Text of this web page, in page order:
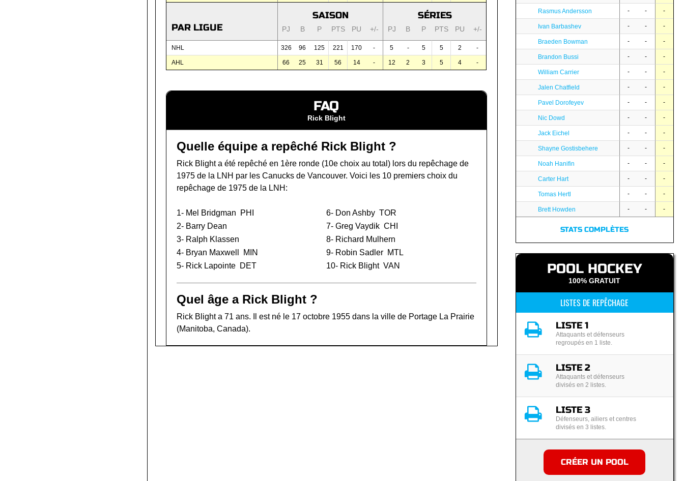
PAR LIGUE
SAISON SÉRIES
PJ B P PTS PU +/- PJ B P PTS PU +/-
NHL 326 96 125 221 170 - 5 - 5 5 2 -
AHL 66 25 31 56 14 - 12 2 3 5 4 -
FAQ
Rick Blight
Quelle équipe a repêché Rick Blight ?
Rick Blight a été repêché en 1ère ronde (10e choix au total) lors du repêchage de
1975 de la LNH par les Canucks de Vancouver. Voici les 10 premiers choix du
repêchage de 1975 de la LNH:
1- Mel Bridgman
PHI
2- Barry Dean
3- Ralph Klassen
4- Bryan Maxwell
MIN
5- Rick Lapointe DET
6- Don Ashby TOR
7-Greg Vaydik CHI
8- Richard Mulhern
9- Robin Sadler MTL
10- Rick BlightVAN
Quel âge a Rick Blight ?
Rick Blight a 71 ans. Il est né le 17 octobre 1955 dans la ville de Portage La Prairie
(Manitoba, Canada).
Rasmus Andersson - - -
Ivan Barbashev - - -
Braeden Bowman - - -
Brandon Bussi - - -
William Carrier - - -
Jalen Chatfield - - -
Pavel Dorofeyev - - -
Nic Dowd - - -
Jack Eichel - - -
Shayne Gostisbehere - - -
Noah Hanifin - - -
Carter Hart - - -
Tomas Hertl - - -
Brett Howden - - -
STATS COMPLÈTES
POOL HOCKEY
100% GRATUIT
LISTES DE REPÊCHAGE
LISTE 1
Attaquants et défenseurs
regroupés en 1 liste.
LISTE 2
Attaquants et défenseurs
divisés en 2 listes.
LISTE 3
Défenseurs, ailiers et centres
divisés en 3 listes.
CRÉER UN POOL